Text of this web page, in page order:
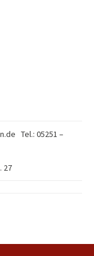
Tel.: 05251 –
27